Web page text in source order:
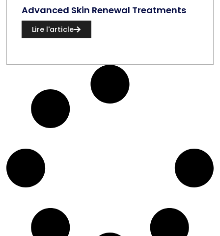
Advanced Skin Renewal Treatments
Lire l'article